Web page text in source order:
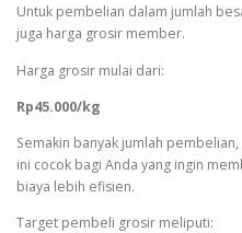
Untuk pembelian dalam jumlah
juga harga grosir member.
Harga grosir mulai dari:
Rp45.000/kg
Semakin banyak jumlah
ini cocok bagi Anda yang ingin
biaya lebih efisien.
Target pembeli grosir meliputi: